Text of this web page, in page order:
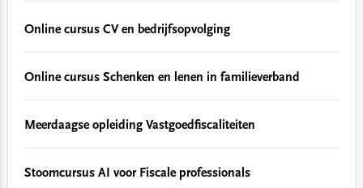
Online cursus CV en bedrijfsopvolging
Online cursus Schenken en lenen in familieverband
Meerdaagse opleiding Vastgoedfiscaliteiten
Stoomcursus AI voor Fiscale professionals